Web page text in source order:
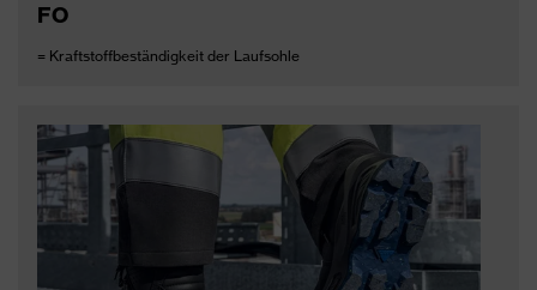
FO
= Kraftstoffbeständigkeit der Laufsohle